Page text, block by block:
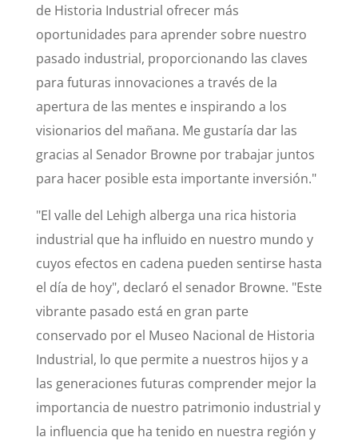
de Historia Industrial ofrecer más
oportunidades para aprender sobre nuestro
pasado industrial, proporcionando las claves
para futuras innovaciones a través de la
apertura de las mentes e inspirando a los
visionarios del mañana. Me gustaría dar las
gracias al Senador Browne por trabajar juntos
para hacer posible esta importante inversión."
"El valle del Lehigh alberga una rica historia
industrial que ha influido en nuestro mundo y
cuyos efectos en cadena pueden sentirse hasta
el día de hoy", declaró el senador Browne. "Este
vibrante pasado está en gran parte
conservado por el Museo Nacional de Historia
Industrial, lo que permite a nuestros hijos y a
las generaciones futuras comprender mejor la
importancia de nuestro patrimonio industrial y
la influencia que ha tenido en nuestra región y